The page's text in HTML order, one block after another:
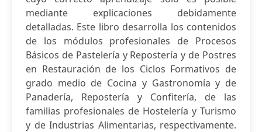
mediante explicaciones debidamente
detalladas. Este libro desarrolla los contenidos
de los módulos profesionales de Procesos
Básicos de Pastelería y Repostería y de Postres
en Restauración de los Ciclos Formativos de
grado medio de Cocina y Gastronomía y de
Panadería, Repostería y Confitería, de las
familias profesionales de Hostelería y Turismo
y de Industrias Alimentarias, respectivamente.